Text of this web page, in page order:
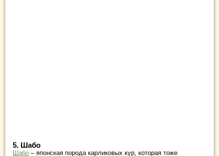
5. Шабо
Шабо – японская порода карликовых кур, которая тоже